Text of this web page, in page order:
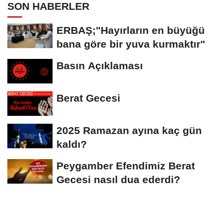
SON HABERLER
ERBAŞ;"Hayırların en büyüğü
bana göre bir yuva kurmaktır"
Basın Açıklaması
Berat Gecesi
2025 Ramazan ayına kaç gün
kaldı?
Peygamber Efendimiz Berat
Gecesi nasıl dua ederdi?